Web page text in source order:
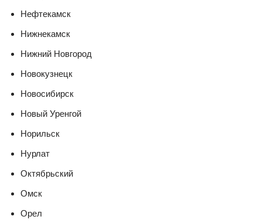
Нефтекамск
Нижнекамск
Нижний Новгород
Новокузнецк
Новосибирск
Новый Уренгой
Норильск
Нурлат
Октябрьский
Омск
Орел